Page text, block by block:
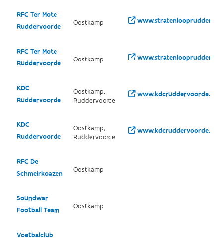
RFC Ter Mote
Ruddervoorde
Oostkamp
RFC Ter Mote
Ruddervoorde
Oostkamp
KDC
Ruddervoorde
Oostkamp,
Ruddervoorde
www.kdcruddervoorde.be/
KDC
Ruddervoorde
Oostkamp,
Ruddervoorde
www.kdcruddervoorde.be/
RFC De
Schmeirkoazen
Oostkamp
Soundwar
Football Team
Oostkamp
Voetbalclub